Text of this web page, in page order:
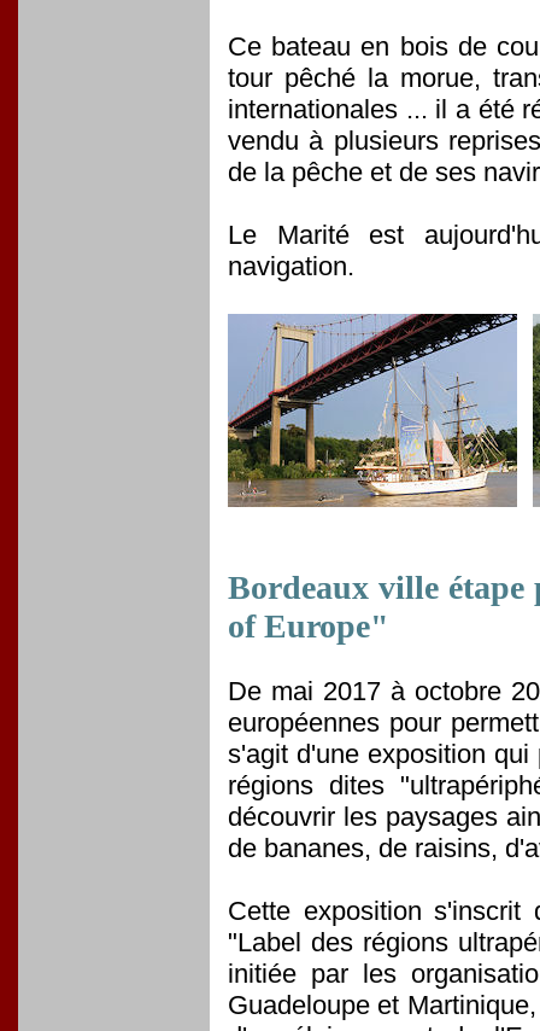
Ce bateau en bois de
tour pêché la morue,
internationales ... il a été
vendu à plusieurs
de la pêche et de ses
Le Marité est
navigation.
Bordeaux ville
of Europe"
De mai 2017 à octobre
européennes pour
s'agit d'une exposition
régions dites
découvrir les paysages
de bananes, de raisins,
Cette exposition s'inscrit
"Label des régions
initiée par les
Guadeloupe et